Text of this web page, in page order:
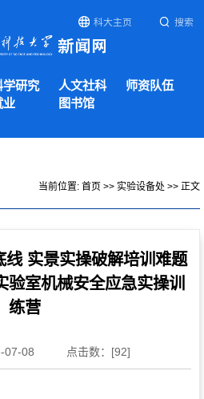
科大主页 搜索
学研究 人文社科
师资队伍
业 图书馆
当前位置: 首页 >> 实验设备处 >> 正文
线 实景实操破解培训难题
室机械安全应急实操训
练营
07-08 点击数：[92]